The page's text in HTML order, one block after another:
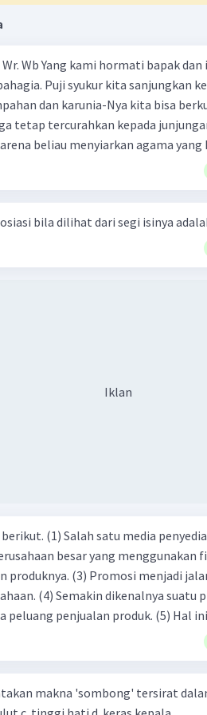
Wb Yang kami hormati bapak
Puji syukur kita sanjungkan
dan karunia-Nya kita bisa
tetap tercurahkan kepada
beliau menyiarkan agama yang
oleh Allah swt. Semoga kita
Amin ya rabbal alamin.
sanak saudara, bahkan juga di
maka terjalinlah di antara kita
bila dilihat dari segi isinya
Iklan
iklan adalah YouTube.
besar yang menggunakan
menjadi jalan masuk bagi
oleh konsumen,
produk. (5) Hal ini disebabkan iklan atau
cara untuk mengenalkan produk
(2)makna 'sombong' tersirat dalam